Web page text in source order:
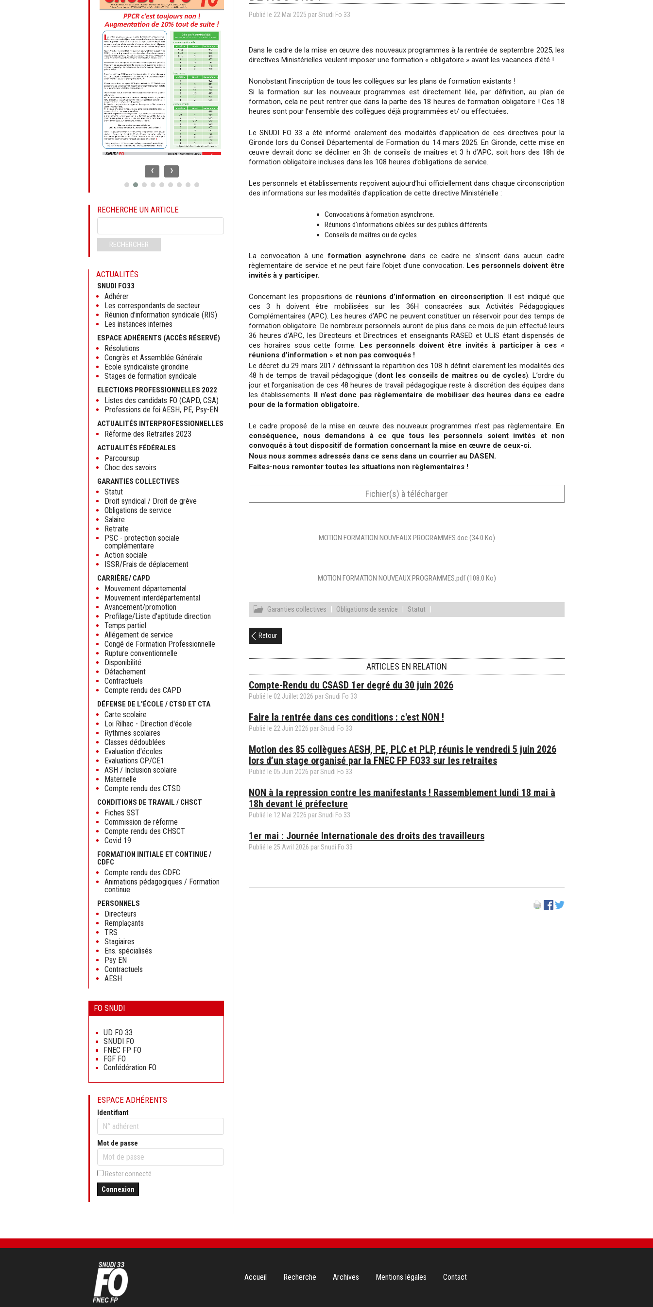
Publié le 22 Mai 2025 parSnudi Fo 33
Dans le cadre de la mise en œuvre des nouveaux programmes à la rentrée de septembre 2025, les
directives Ministérielles veulent imposer une formation « obligatoire » avant les vacances d’été !
Nonobstant l’inscription de tous les collègues sur les plans de formation existants !
Si la formation sur les nouveaux programmes est directement liée, par définition, au plan de
formation, cela ne peut rentrer que dans la partie des 18 heures de formation obligatoire ! Ces 18
heures sont pour l’ensemble des collègues déjà programmées et/ ou effectuées.
Le SNUDI FO 33 a été informé oralement des modalités d’application de ces directives pour la
Gironde lors du Conseil Départemental de Formation du 14 mars 2025. En Gironde, cette mise en
œuvre devrait donc se décliner en 3h de conseils de maîtres et 3 h d’APC, soit hors des 18h de
formation obligatoire incluses dans les 108 heures d’obligations de service.
Les personnels et établissements reçoivent aujourd’hui officiellement dans chaque circonscription
des informations sur les modalités d’application de cette directive Ministérielle :
Convocations à formation asynchrone.
Réunions d’informations ciblées sur des publics différents.
Conseils de maîtres ou de cycles.
La convocation à uneformation asynchrone dans ce cadre ne s’inscrit dans aucun cadre
règlementaire de service et ne peut faire l’objet d’une convocation. Les personnels doivent être
invités à y participer.
Concernant les propositions de réunions d’information en circonscription. Il est indiqué que
ces 3 h doivent être mobilisées sur les 36H consacrées aux Activités Pédagogiques
Complémentaires (APC). Les heures d’APC ne peuvent constituer un réservoir pour des temps de
formation obligatoire. De nombreux personnels auront de plus dans ce mois de juin effectué leurs
36 heures d’APC, les Directeurs et Directrices et enseignants RASED et ULIS étant dispensés de
ces horaires sous cette forme. Les personnels doivent être invités à participer à ces «
réunions d’information » et non pas convoqués !
Le décret du 29 mars 2017 définissant la répartition des 108 h définit clairement les modalités des
48 h de temps de travail pédagogique (dont les conseils de maitres ou de cycles). L’ordre du
jour et l’organisation de ces 48 heures de travail pédagogique reste à discrétion des équipes dans
les établissements. Il n’est donc pas règlementaire de mobiliser des heures dans ce cadre
pour de la formation obligatoire.
Le cadre proposé de la mise en œuvre des nouveaux programmes n’est pas règlementaire. En
conséquence, nous demandons à ce que tous les personnels soient invités et non
convoqués à tout dispositif de formation concernant la mise en œuvre de ceux-ci.
Nous nous sommes adressés dans ce sens dans un courrier au DASEN.
Faites-nous remonter toutes les situations non règlementaires !
Fichier(s) à télécharger
MOTION FORMATION NOUVEAUX PROGRAMMES.doc (34.0 Ko)
MOTION FORMATION NOUVEAUX PROGRAMMES.pdf(108.0 Ko)
Garanties collectives | Obligations de service | Statut |
Retour
ARTICLES EN RELATION
Compte-Rendu du CSASD 1er degré du 30 juin 2026
Publié le 02 Juillet 2026 parSnudi Fo 33
Faire la rentrée dans ces conditions : c'est NON !
Publié le 22 Juin 2026 parSnudi Fo 33
Motion des 85 collègues AESH, PE, PLC et PLP, réunis le vendredi 5 juin 2026
lors d’un stage organisé par la FNEC FP FO33 sur les retraites
Publié le 05 Juin 2026 parSnudi Fo 33
NON à la repression contre les manifestants ! Rassemblement lundi 18 mai à
18h devant lé préfecture
Publié le 12 Mai 2026 parSnudi Fo 33
1er mai : Journée Internationale des droits des travailleurs
Publié le 25 Avril 2026 parSnudi Fo 33
‹ ›
RECHERCHE UN ARTICLE
clés
RECHERCHER
ACTUALITÉS
SNUDI FO33
Adhérer
Les correspondants de secteur
Réunion d'information syndicale (RIS)
Les instances internes
ESPACE ADHÉRENTS (ACCÈS RÉSERVÉ)
Résolutions
Congrès et Assemblée Générale
Ecole syndicaliste girondine
Stages de formation syndicale
ELECTIONS PROFESSIONNELLES 2022
Listes des candidats FO (CAPD, CSA)
Professions de foi AESH, PE, Psy-EN
ACTUALITÉS INTERPROFESSIONNELLES
Réforme des Retraites 2023
ACTUALITÉS FÉDÉRALES
Parcoursup
Choc des savoirs
GARANTIES COLLECTIVES
Statut
Droit syndical / Droit de grève
Obligations de service
Salaire
Retraite
PSC - protection sociale
complémentaire
Action sociale
ISSR/Frais de déplacement
CARRIÈRE/ CAPD
Mouvement départemental
Mouvement interdépartemental
Avancement/promotion
Profilage/Liste d'aptitude direction
Temps partiel
Allégement de service
Congé de Formation Professionnelle
Rupture conventionnelle
Disponibilité
Détachement
Contractuels
Compte rendu des CAPD
DÉFENSE DE L'ÉCOLE / CTSD ET CTA
Carte scolaire
Loi Rilhac - Direction d'école
Rythmes scolaires
Classes dédoublées
Evaluation d'écoles
Evaluations CP/CE1
ASH / Inclusion scolaire
Maternelle
Compte rendu des CTSD
CONDITIONS DE TRAVAIL / CHSCT
Fiches SST
Commission de réforme
Compte rendu des CHSCT
Covid 19
FORMATION INITIALE ET CONTINUE /
CDFC
Compte rendu des CDFC
Animations pédagogiques / Formation
continue
PERSONNELS
Directeurs
Remplaçants
TRS
Stagiaires
Ens. spécialisés
Psy EN
Contractuels
AESH
FO SNUDI
contenu
UD FO 33
SNUDI FO
FNEC FP FO
FGF FO
Confédération FO
ESPACE ADHÉRENTS
Identifiant
Mot de passe
Rester connecté
Connexion
Aller
Accueil Recherche Archives Mentions légales Contact